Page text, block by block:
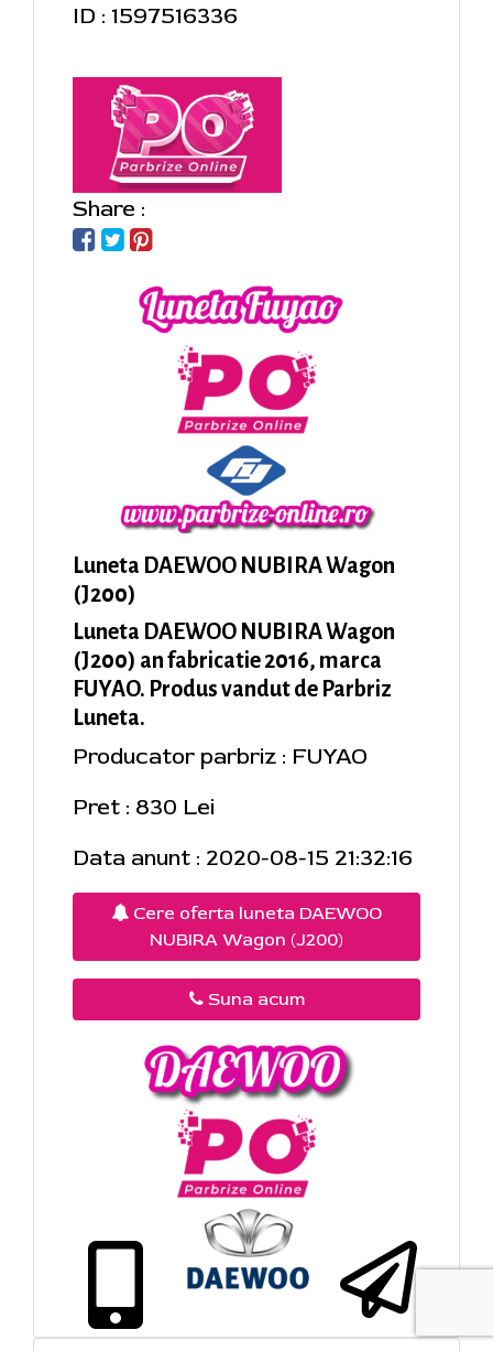
ID : 1597516336
Share :
Luneta DAEWOO NUBIRA Wagon
(J200)
Luneta DAEWOO NUBIRA Wagon
(J200) an fabricatie 2016, marca
FUYAO. Produs vandut de Parbriz
Luneta.
Producator parbriz : FUYAO
Pret : 830 Lei
Data anunt : 2020-08-15 21:32:16
Cere oferta luneta DAEWOO
NUBIRA Wagon (J200)
Suna acum